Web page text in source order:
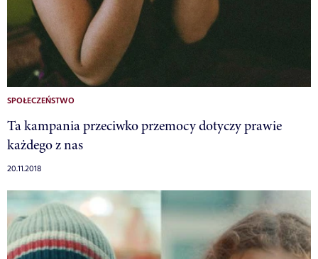
SPOŁECZEŃSTWO
Ta kampania przeciwko przemocy dotyczy prawie
każdego z nas
20.11.2018